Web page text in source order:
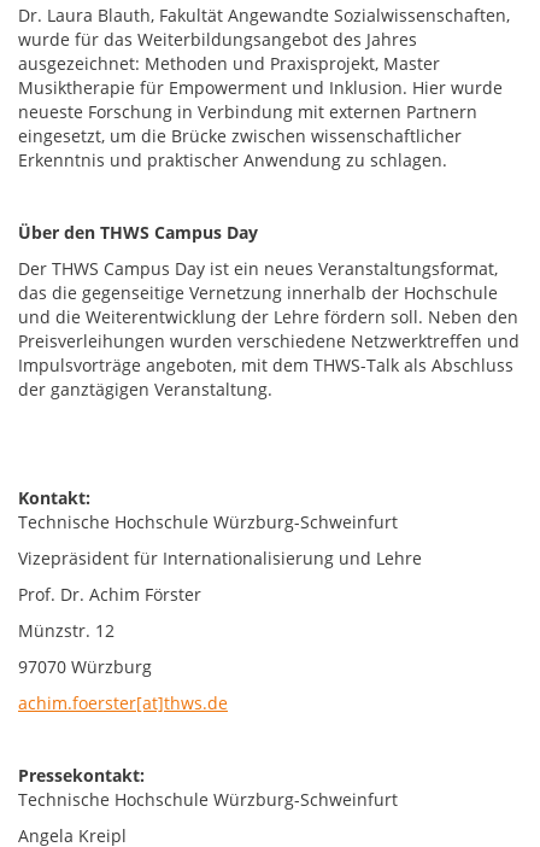
Dr. Laura Blauth, Fakultät Angewandte Sozialwissenschaften,
wurde für das Weiterbildungsangebot des Jahres
ausgezeichnet: Methoden und Praxisprojekt, Master
Musiktherapie für Empowerment und Inklusion. Hier wurde
neueste Forschung in Verbindung mit externen Partnern
eingesetzt, um die Brücke zwischen wissenschaftlicher
Erkenntnis und praktischer Anwendung zu schlagen.
Über den THWS Campus Day
Der THWS Campus Day ist ein neues Veranstaltungsformat,
das die gegenseitige Vernetzung innerhalb der Hochschule
und die Weiterentwicklung der Lehre fördern soll. Neben den
Preisverleihungen wurden verschiedene Netzwerktreffen und
Impulsvorträge angeboten, mit dem THWS-Talk als Abschluss
der ganztägigen Veranstaltung.
Kontakt:
Technische Hochschule Würzburg-Schweinfurt
Vizepräsident für Internationalisierung und Lehre
Prof. Dr. Achim Förster
Münzstr. 12
97070 Würzburg
achim.foerster[at]thws.de
Pressekontakt:
Technische Hochschule Würzburg-Schweinfurt
Angela Kreipl